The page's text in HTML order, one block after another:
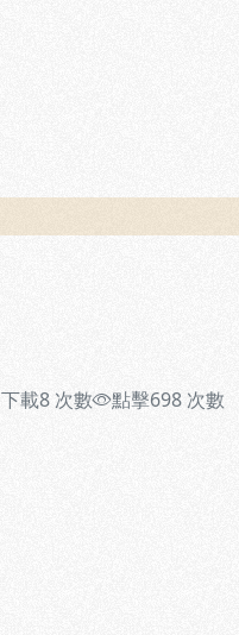
下載8 次數 點擊698 次數